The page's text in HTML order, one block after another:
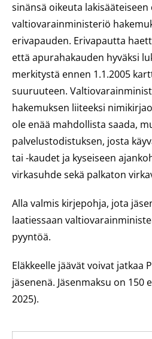
sinänsä oikeuta lakisääteiseen
valtiovarainministeriö
erivapauden. Erivapautta
että apurahakauden hyväksi
merkitystä ennen 1.1.2005
suuruuteen.
hakemuksen liiteeksi
ole enää mahdollista saada,
palvelustodistuksen, josta
tai -kaudet ja kyseiseen
virkasuhde sekä palkaton
Alla valmis kirjepohja, jota
laatiessaan
pyyntöä.
Eläkkeelle jäävät voivat jatkaa
jäsenenä. Jäsenmaksu on 150
2025).